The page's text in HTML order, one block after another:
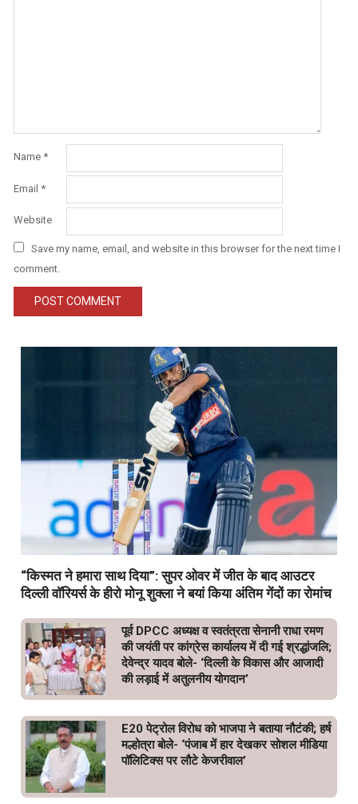
Name *
Email *
Website
Save my name, email, and website in this browser for the next time I
comment.
“किस्मत ने हमारा साथ दिया”: सुपर ओवर में जीत के बाद आउटर
दिल्ली वॉरियर्स के हीरो मोनू शुक्ला ने बयां किया अंतिम गेंदों का रोमांच
पूर्व DPCC अध्यक्ष व स्वतंत्रता सेनानी राधा रमण
की जयंती पर कांग्रेस कार्यालय में दी गई श्रद्धांजलि;
देवेन्द्र यादव बोले- ‘दिल्ली के विकास और आजादी
की लड़ाई में अतुलनीय योगदान’
E20 पेट्रोल विरोध को भाजपा ने बताया नौटंकी; हर्ष
मल्होत्रा बोले- ‘पंजाब में हार देखकर सोशल मीडिया
पॉलिटिक्स पर लौटे केजरीवाल’